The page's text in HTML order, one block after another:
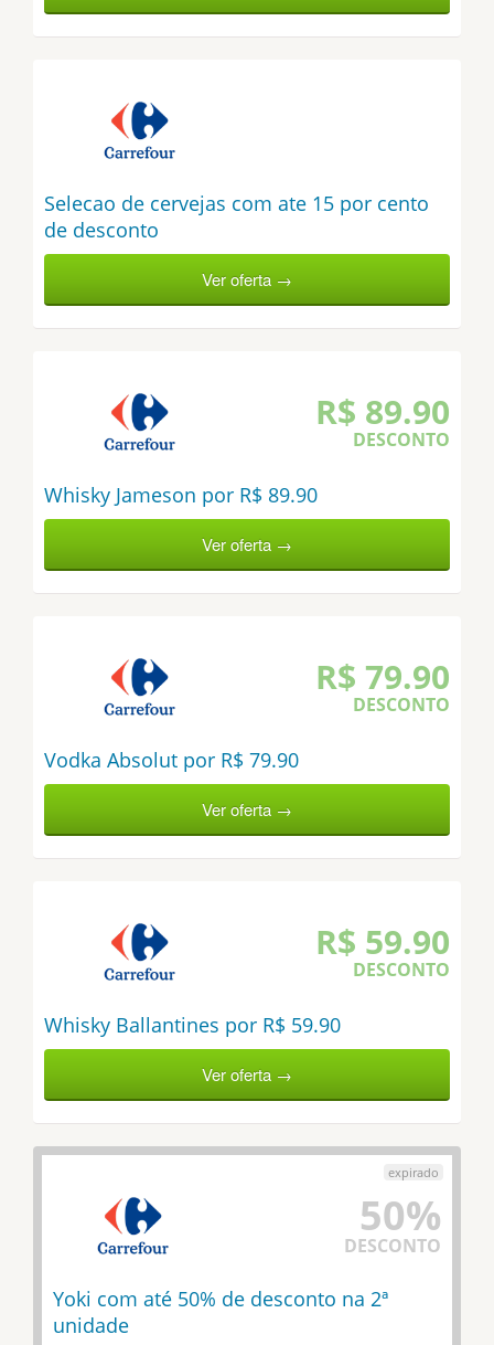
Selecao de cervejas com ate 15 por cento
de desconto
Ver oferta →
R$ 89.90
DESCONTO
Whisky Jameson por R$ 89.90
Ver oferta →
R$ 79.90
DESCONTO
Vodka Absolut por R$ 79.90
Ver oferta →
R$ 59.90
DESCONTO
Whisky Ballantines por R$ 59.90
Ver oferta →
50%
DESCONTO
Yoki com até 50% de desconto na 2ª
unidade